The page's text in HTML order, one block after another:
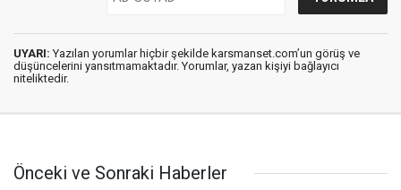
UYARI: Yazılan yorumlar hiçbir şekilde karsmanset.com’un görüş ve
düşüncelerini yansıtmamaktadır. Yorumlar, yazan kişiyi bağlayıcı
niteliktedir.
Önceki ve Sonraki Haberler